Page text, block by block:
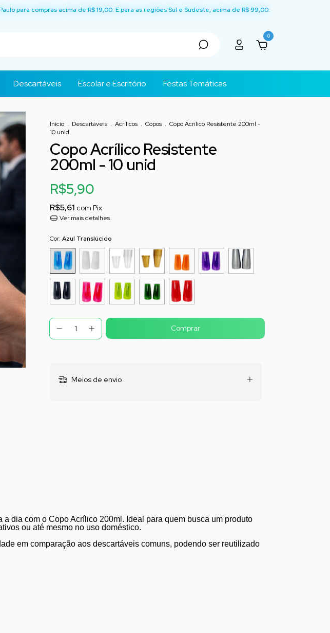
para compras acima de R$ 19,00. E para as regiões Sul e Sudeste, acima de R$ 99,00.
0
Descartáveis Escolar e Escritório Festas Temáticas
Início . Descartáveis . Acrílicos . Copos . Copo Acrílico Resistente 200ml -
10 unid
Copo Acrílico Resistente
200ml - 10 unid
R$5,90
R$5,61 com Pix
Ver mais detalhes
Cor: Azul Translúcido
Meios de envio
dia com o Copo Acrílico 200ml. Ideal para quem busca um produto
ou até mesmo no uso doméstico.
em comparação aos descartáveis comuns, podendo ser reutilizado